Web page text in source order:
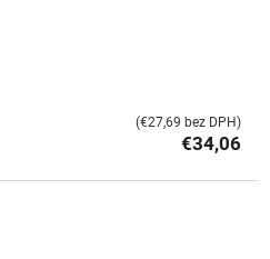
€34,06
(€27,69 bez DPH)